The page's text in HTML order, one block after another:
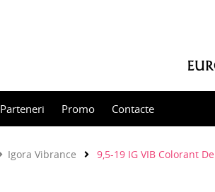
Parteneri Promo Contacte
Igora Vibrance 9,5-19 IG VIB Colorant